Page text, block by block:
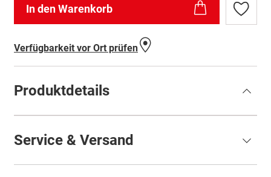
In den Warenkorb
Zur
Verfügbarkeit vor Ort prüfen
Produktdetails
Service & Versand